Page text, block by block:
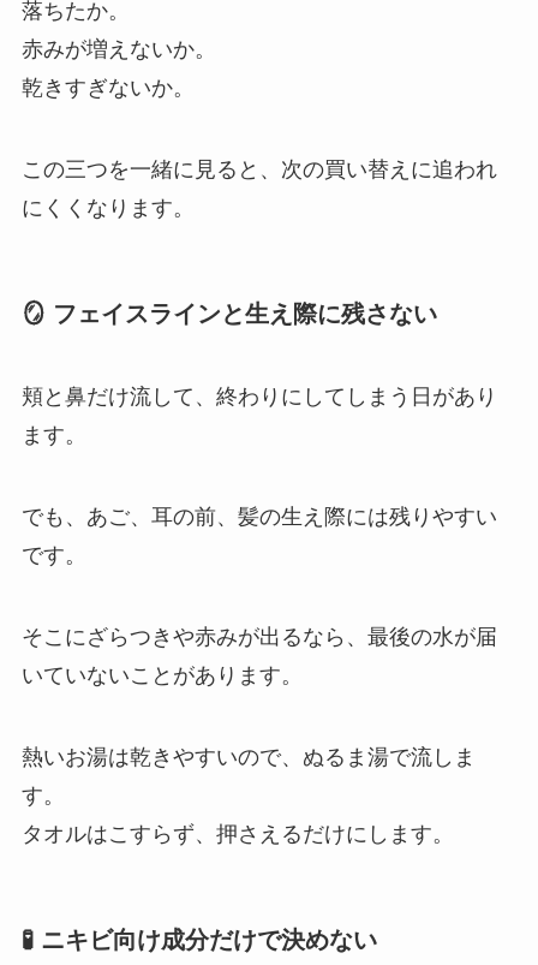
落ちたか。
赤みが増えないか。
乾きすぎないか。
この三つを一緒に見ると、次の買い替えに追われ
にくくなります。
🪞 フェイスラインと生え際に残さない
頬と鼻だけ流して、終わりにしてしまう日があり
ます。
でも、あご、耳の前、髪の生え際には残りやすい
です。
そこにざらつきや赤みが出るなら、最後の水が届
いていないことがあります。
熱いお湯は乾きやすいので、ぬるま湯で流しま
す。
タオルはこすらず、押さえるだけにします。
🧪 ニキビ向け成分だけで決めない